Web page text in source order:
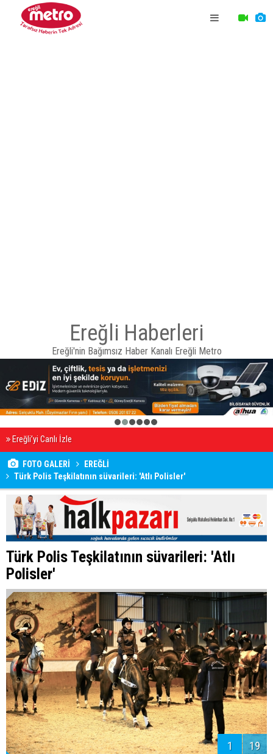
Ereğli Haberleri
Ereğli'nin Bağımsız Haber Kanalı Ereğli Metro
2 3 4 5 6
Ereğli’yi Canlı İzle
FOTO GALERİ
EREĞLİ
Türk Polis Teşkilatının süvarileri: 'Atlı Polisler'
Türk Polis Teşkilatının süvarileri: 'Atlı
Polisler'
1 19